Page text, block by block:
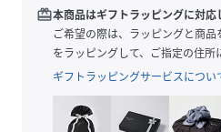
人のリラックススタイルが楽し
透け感：なし
伸縮性：なし
光沢感：なし
裏地：なし
redeem本商品はギフトラッピングに対応
ご希望の際は、ラッピングと商
をラッピングして、ご指定の住所
ギフトラッピングサービスについ